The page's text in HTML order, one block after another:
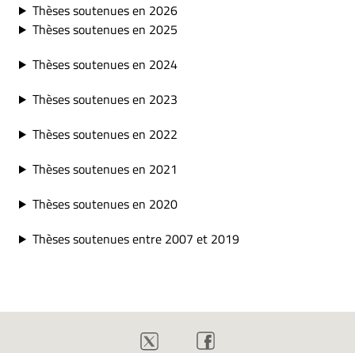
Thèses soutenues en 2026
Thèses soutenues en 2025
Thèses soutenues en 2024
Thèses soutenues en 2023
Thèses soutenues en 2022
Thèses soutenues en 2021
Thèses soutenues en 2020
Thèses soutenues entre 2007 et 2019